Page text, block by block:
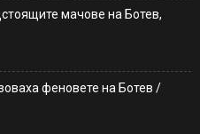
мачове на Ботев,
феновете на Ботев /